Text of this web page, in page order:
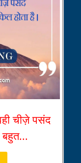
चीज़े पसंद
बहुत...